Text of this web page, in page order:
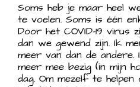
Soms heb je maar heel
te voelen. Soms is één
Door het COVID-19 virus
dan we gewend zijn. Ik
meer van dan de
meer mee bezig (in mijn
dag. Om mezelf te helpen